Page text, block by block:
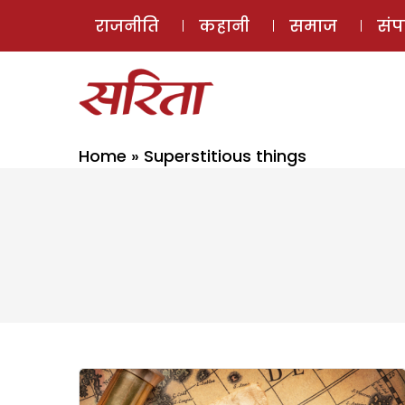
राजनीति कहानी समाज
Home » Superstitious things